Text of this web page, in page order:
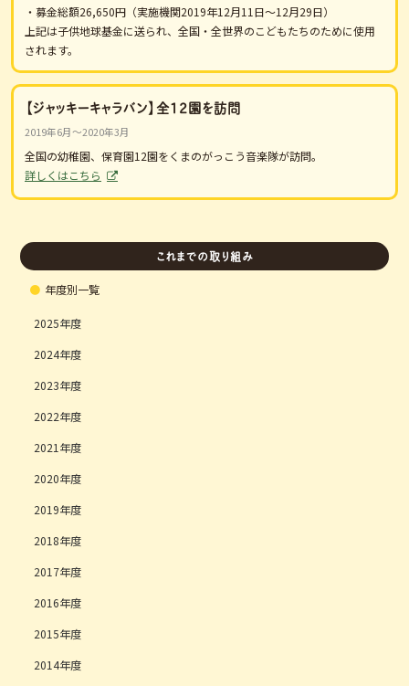
・募金総額26,650円（実施機関2019年12月11日～12月29日）
上記は子供地球基金に送られ、全国・全世界のこどもたちのために使用
されます。
【ジャッキーキャラバン】全12園を訪問
2019年6月～2020年3月
全国の幼稚園、保育園12園をくまのがっこう音楽隊が訪問。
詳しくはこちら
これまでの取り組み
年度別一覧
2025
2024
2023
2022
2021
2020
2019
2018
2017
2016
2015
2014